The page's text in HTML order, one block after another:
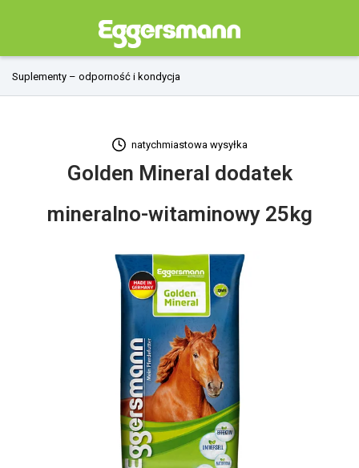
Suplementy – odporność i kondycja
natychmiastowa wysyłka
Golden Mineral dodatek
mineralno-witaminowy 25kg